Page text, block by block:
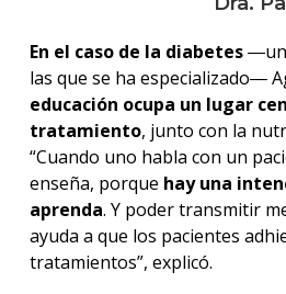
En el caso de la diabetes
las que se ha especializado―
educación ocupa un lugar
tratamiento, junto con la
“Cuando uno habla con un
enseña, porque hay una
aprenda. Y poder transmitir
ayuda a que los pacientes
tratamientos”, explicó.